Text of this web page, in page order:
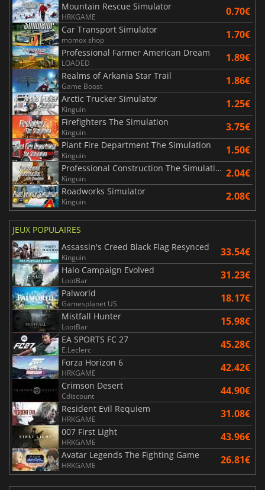
Mountain Rescue Simulator
HRKGAME 0.70€
Car Transport Simulator
momox shop 1.70€
Professional Farmer American Dream
LOADED 1.89€
Realms of Arkania Star Trail
Game Boost 1.86€
Arctic Trucker Simulator
Kinguin 1.25€
Firefighters The Simulation
Kinguin 3.75€
Plant Fire Department The Simulation
Kinguin 1.50€
Professional Construction The Simulation
Kinguin 2.04€
Roadworks Simulator
Kinguin 2.08€
JEUX POPULAIRES
Assassin's Creed Black Flag Resynced
Kinguin 33.54€
Halo Campaign Evolved
LootBar 31.23€
Palworld
Gamesplanet US 18.17€
Mistfall Hunter
LootBar 15.98€
EA SPORTS FC 27
E.Leclerc 45.28€
Forza Horizon 6
HRKGAME 42.42€
Crimson Desert
Cdiscount 44.90€
Resident Evil Requiem
HRKGAME 31.08€
007 First Light
HRKGAME 43.96€
Avatar Legends The Fighting Game
HRKGAME 26.81€